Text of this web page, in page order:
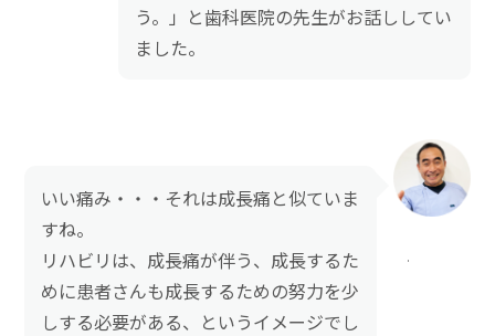
う。」と歯科医院の先生がお話ししてい
ました。
いい痛み・・・それは成長痛と似ていま
すね。
リハビリは、成長痛が伴う、成長するた
めに患者さんも成長するための努力を少
しする必要がある、というイメージでし